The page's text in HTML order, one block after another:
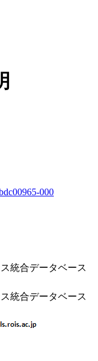
000
統合データベース
統合データベース